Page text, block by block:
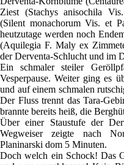
Ziest (Stachys anisochila
(Silent monachorum Vis. et
heutzutage werden noch
(Aquilegia F. Maly ex
der Derventa-Schlucht und im
Ein schmaler steiler
Vesperpause. Weiter ging es
und auf einem schmalen
Der Fluss trennt das Tara-
brannte bereits heiß, die
Über einer Staustufe der
Wegweiser zeigte nach
Planinarski dom 5 Minuten.
Doch welch ein Schock! Das